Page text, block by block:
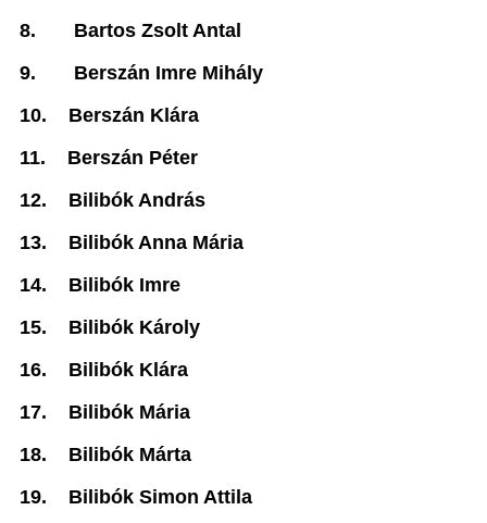
8.
Bartos Zsolt Antal
9.
Berszán Imre Mihály
10.
Berszán Klára
11.
Berszán Péter
12.
Bilibók András
13.
Bilibók Anna Mária
14.
Bilibók Imre
15.
Bilibók Károly
16.
Bilibók Klára
17.
Bilibók Mária
18.
Bilibók Márta
19.
Bilibók Simon Attila